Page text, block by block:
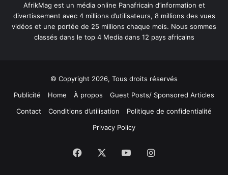
AfrikMag est un média online Panafricain d’information et
divertissement avec 4 millions d’utilisateurs, 8 millions des vues
vidéos et une portée de 25 millions chaque mois. Nous sommes
classés dans le top 4 Media dans 12 pays africains
© Copyright 2026, Tous droits réservés
Publicité
Home À propos
Guest Posts/ Sponsored Articles
Contact
Conditions d’utilisation
Politique de confidentialité
Privacy Policy
Facebook YouTubeInstagram